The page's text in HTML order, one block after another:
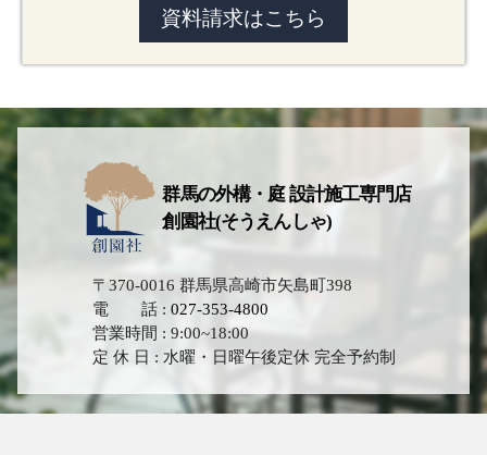
資料請求はこちら
群馬の外構・庭 設計施工専門店
創園社(そうえんしゃ)
〒370-0016 群馬県高崎市矢島町398
電 話 : 027-353-4800
営業時間 : 9:00~18:00
定 休 日 : 水曜・日曜午後定休 完全予約制